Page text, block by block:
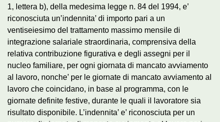
1, lettera b), della medesima legge n. 84 del 1994, e’
riconosciuta un’indennita’ di importo pari a un
ventiseiesimo del trattamento massimo mensile di
integrazione salariale straordinaria, comprensiva della
relativa contribuzione figurativa e degli assegni per il
nucleo familiare, per ogni giornata di mancato avviamento
al lavoro, nonche’ per le giornate di mancato avviamento al
lavoro che coincidano, in base al programma, con le
giornate definite festive, durante le quali il lavoratore sia
risultato disponibile. L’indennita’ e’ riconosciuta per un